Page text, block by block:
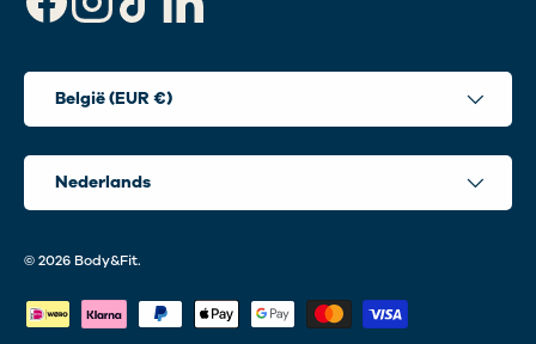
FacebookInstagram
TikTokLinkedIn
Land/Regio
België (EUR €)
Taal
Nederlands
© 2026 Body&Fit.
Geaccepteerde betaalmethoden